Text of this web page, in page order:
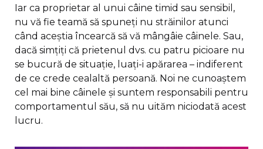
Iar ca proprietar al unui câine timid sau sensibil,
nu vă fie teamă să spuneți nu străinilor atunci
când aceștia încearcă să vă mângâie câinele. Sau,
dacă simțiți că prietenul dvs. cu patru picioare nu
se bucură de situație, luați-i apărarea – indiferent
de ce crede cealaltă persoană. Noi ne cunoaștem
cel mai bine câinele și suntem responsabili pentru
comportamentul său, să nu uităm niciodată acest
lucru.